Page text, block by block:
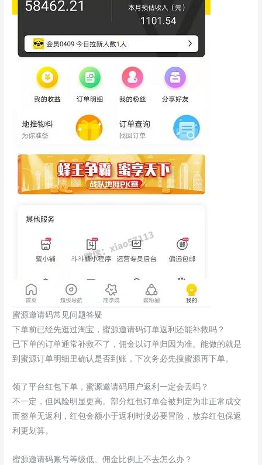
蜜源邀请码常见问题答疑
下单前已经先逛过淘宝，蜜源邀请码订单返利还能补救吗？
已下单的订单通常补救不了，佣金以订单归因为准。能做的就是
到蜜源订单明细里确认是否到账，下次务必先搜蜜源再下单。
领了平台红包下单，蜜源邀请码用户返利一定会丢吗？
不一定，但风险明显更高。部分红包订单会被判定为非正常成交
而整单无返利，红包金额小于返利时没必要冒险，放弃红包保返
利更划算。
蜜源邀请码账号等级低、佣金比例上不去怎么办？